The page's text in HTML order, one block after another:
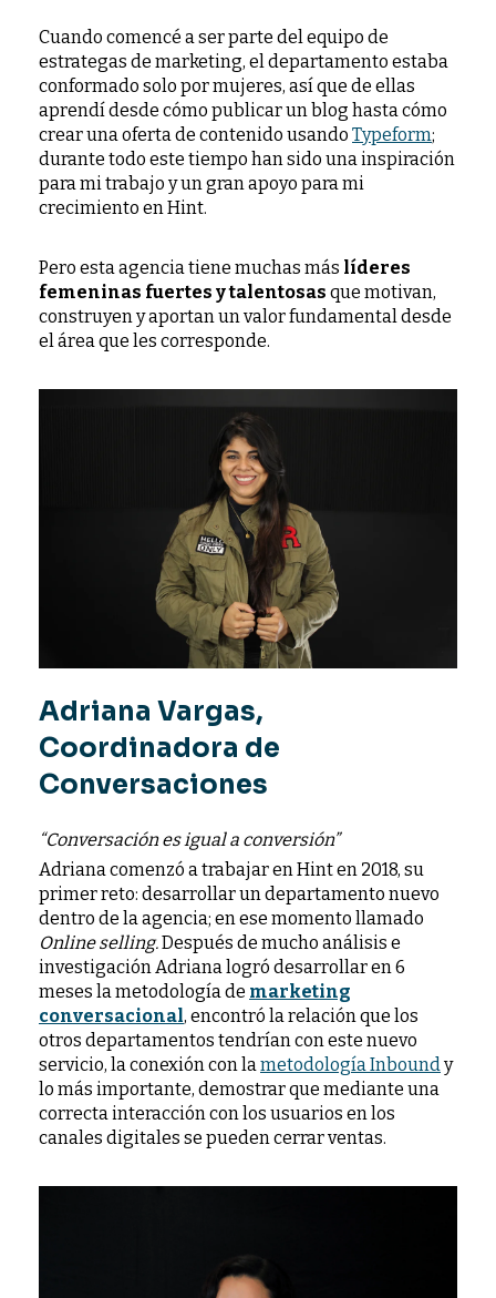
Cuando comencé a ser parte del equipo de
estrategas de marketing, el departamento estaba
conformado solo por mujeres, así que de ellas
aprendí desde cómo publicar un blog hasta cómo
crear una oferta de contenido usando Typeform;
durante todo este tiempo han sido una inspiración
para mi trabajo y un gran apoyo para mi
crecimiento en Hint.
Pero esta agencia tiene muchas más líderes
femeninas fuertes y talentosas que motivan,
construyen y aportan un valor fundamental desde
el área que les corresponde.
Adriana Vargas,
Coordinadora de
Conversaciones
“Conversación es igual a conversión”
Adriana comenzó a trabajar en Hint en 2018, su
primer reto: desarrollar un departamento nuevo
dentro de la agencia; en ese momento llamado
Online selling.Después de mucho análisis e
investigación Adriana logró desarrollar en 6
meses la metodología de marketing
conversacional, encontró la relación que los
otros departamentos tendrían con este nuevo
servicio, la conexión con lametodología Inboundy
lo más importante, demostrar que mediante una
correcta interacción con los usuarios en los
canales digitales se pueden cerrar ventas.